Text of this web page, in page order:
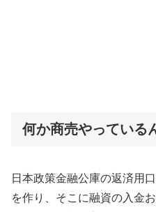
何か商売やっている
日本政策金融公庫の返済用
を作り、そこに融資の入金